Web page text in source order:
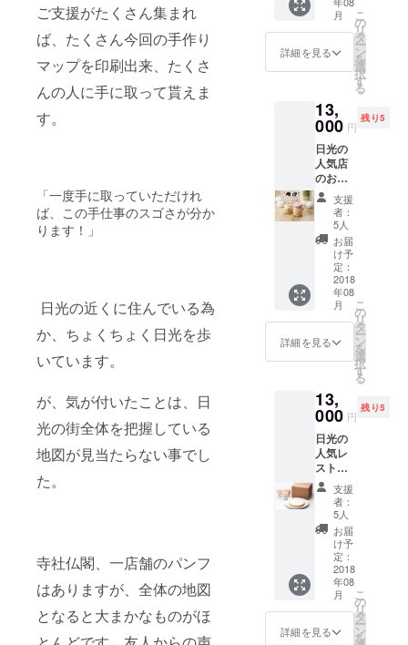
ご支援がたくさん集まれ
ば、たくさん今回の手作り
マップを印刷出来、たくさ
んの人に手に取って貰えま
す。
「一度手に取っていただけれ
ば、この手仕事のスゴさが分か
ります！」
日光の近くに住んでいる為
か、ちょくちょく日光を歩
いています。
が、気が付いたことは、日
光の街全体を把握している
地図が見当たらない事でし
た。
寺社仏閣、一店舗のパンフ
はありますが、全体の地図
となると大まかなものがほ
ば、日
光山椒
の佃
煮、志
そまき
唐辛
光酒饅
頭、水
羊羹)で
す。日
光の名
物をま
とめた
商品で
す。品
物は、
早めに
お召し
上がり
くださ
い。
月
詳細を見る
こ
の
リ
タ
ー
ン
を
選
択
す
る
13,
000 円
残り5
日光の
人気店
のお土
産日光
ぷりん
亭/日光
ぷりん
等の詰
め合わ
せで
す。可
愛らし
い瓶に
美味し
いプリ
ンが
いま
す。
支援
者：
5人
お届
け予
定：
2018
年08
月
詳細を見る
こ
の
リ
タ
ー
ン
を
選
択
す
る
13,
000 円
残り5
日光の
人気レ
ストラ
ンで
す。
チーズ
ケーキ
は思わ
ず笑顔
になっ
てしま
うくら
い美味
しいで
支援
者：
5人
お届
け予
定：
2018
年08
月
詳細を見る
こ
の
リ
タ
ー
ン
を